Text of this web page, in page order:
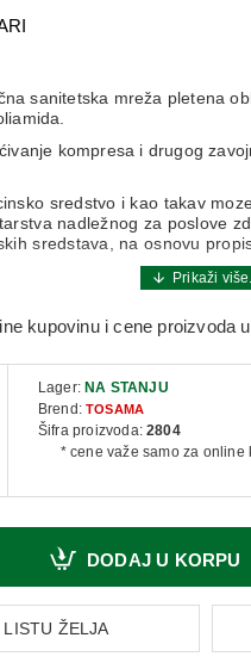
sanitetska mreža pletena
kompresa i drugog
sredstvo i kao takav
nadležnog za poslove
sredstava, na osnovu
O nameni i
ili farmaceutom.
kupovinu i cene proizvoda
Lager: NA STANJU
Brend: TOSAMA
Šifra proizvoda: 2804
* cene važe samo za
DODAJ U KORPU
LISTU ŽELJA